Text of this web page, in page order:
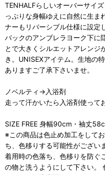
TENHALFらしいオーバーサイ
っぷりな身幅ゆえに自然に生ま
ナーもリバーシブル仕様に設定
バックのアンブレラヨーク下に
とで大きくシルエットアレンジ
き。UNISEXアイテム。生地の
ありますご了承下さいませ。
ノベルティ→入浴剤
走って汗かいたら入浴剤使って
SIZE FREE 身幅90cm・袖丈
※この商品は色止め加工をして
ち、色移りする可能性がござい
着用時の色落ち、色移りを防ぐ
の物と洗うようにして下さい。